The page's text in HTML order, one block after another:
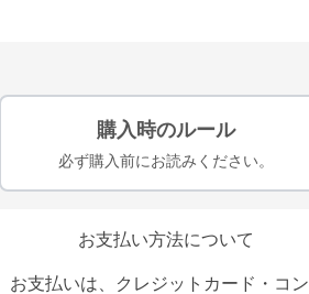
購入時のルール
必ず購入前にお読みください。
お支払い方法について
お支払いは、クレジットカード・コン